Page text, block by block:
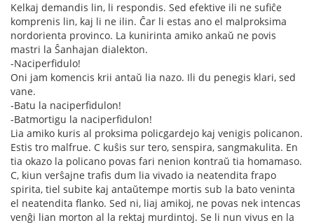
Kelkaj demandis lin, li respondis. Sed efektive ili ne sufiĉe
komprenis lin, kaj li ne ilin. Ĉar li estas ano el malproksima
nordorienta provinco. La kunirinta amiko ankaŭ ne povis
mastri la Ŝanhajan dialekton.
-Naciperfidulo!
Oni jam komencis krii antaŭ lia nazo. Ili du penegis klari, sed
vane.
-Batu la naciperfidulon!
-Batmortigu la naciperfidulon!
Lia amiko kuris al proksima policgardejo kaj venigis policanon.
Estis tro malfrue. C kuŝis sur tero, senspira, sangmakulita. En
tia okazo la policano povas fari nenion kontraŭ tia homamaso.
C, kiun verŝajne trafis dum lia vivado ia neatendita frapo
spirita, tiel subite kaj antaŭtempe mortis sub la bato veninta
el neatendita flanko. Sed ni, liaj amikoj, ne povas nek intencas
venĝi lian morton al la rektaj murdintoj. Se li nun vivus en la